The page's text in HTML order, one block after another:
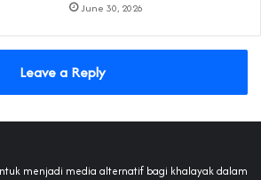
June 30, 2026
Leave a Reply
menjadi media alternatif bagi khalayak dalam